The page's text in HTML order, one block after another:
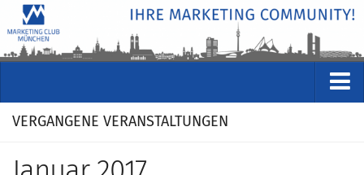
VERANSTALTUNGEN
VERGANGENE VERANSTALTUNGEN